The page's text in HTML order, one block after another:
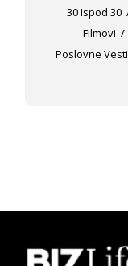
30 Ispod 30
Filmovi
Poslovne Vesti